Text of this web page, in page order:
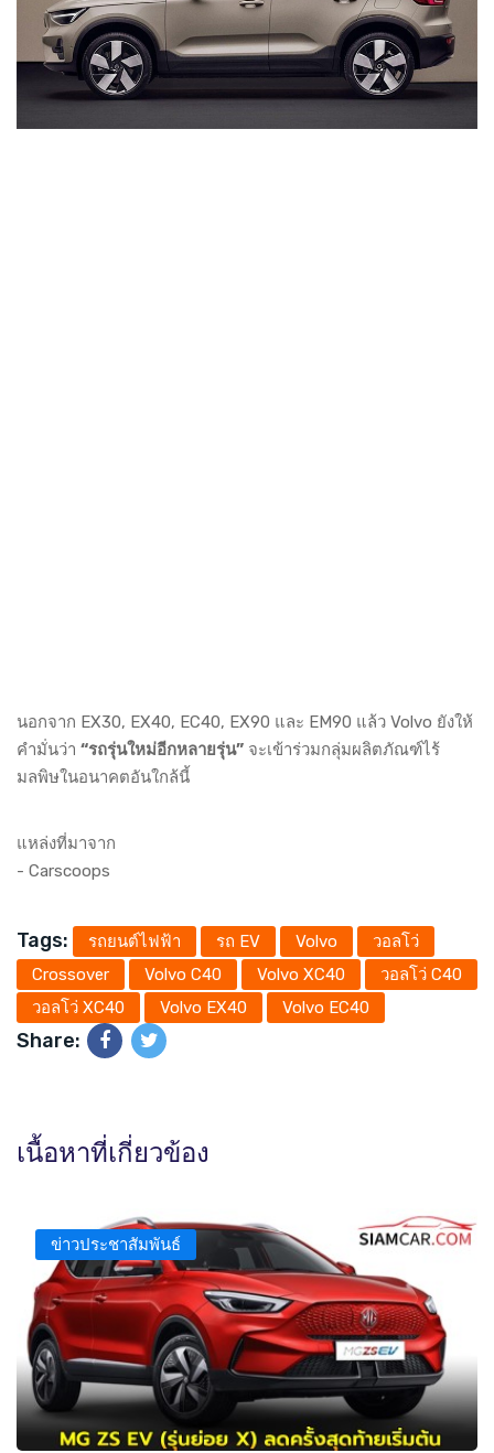
นอกจาก EX30, EX40, EC40, EX90 และ EM90 แล้ว Volvo ยังให้
คำมั่นว่า “รถรุ่นใหม่อีกหลายรุ่น” จะเข้าร่วมกลุ่มผลิตภัณฑ์ไร้
มลพิษในอนาคตอันใกล้นี้
แหล่งที่มาจาก
- Carscoops
Tags: รถยนต์ไฟฟ้า รถ EV Volvo
วอลโว่
Crossover
Volvo C40 Volvo XC40
วอลโว่ C40
วอลโว่ XC40
Volvo EX40 Volvo EC40
Share:
เนื้อหาที่เกี่ยวข้อง
ข่าวประชาสัมพันธ์